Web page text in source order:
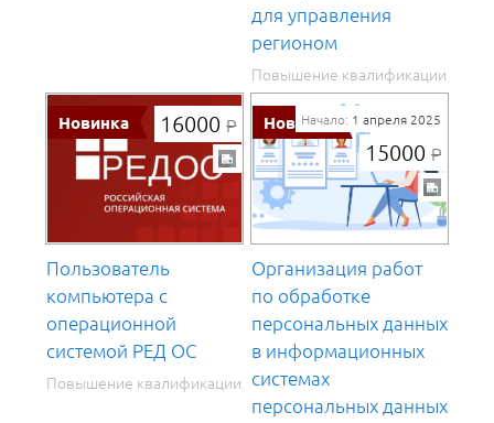
для управления
регионом
Повышение квалификации
16000 Р
Пользователь
компьютера с
операционной
системой РЕД ОС
Повышение квалификации
Начало: 1 апреля 2025
15000 Р
Организация работ
по обработке
персональных данных
в информационных
системах
персональных данных